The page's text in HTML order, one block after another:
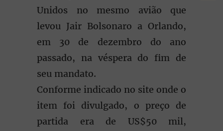
Unidos no mesmo avião que
levou Jair Bolsonaro a Orlando,
em 30 de dezembro do ano
passado, na véspera do fim de
seu mandato.
Conforme indicado no site onde o
item foi divulgado, o preço de
partida era de US$50 mil,